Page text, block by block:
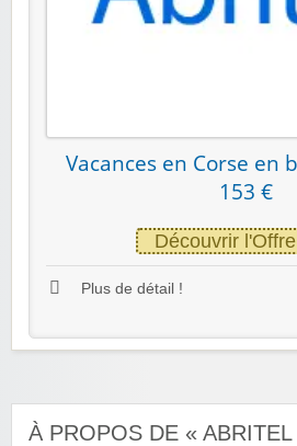
Vacances en Corse en
153 €
Découvrir l'Offre
Plus de détail !
À PROPOS DE « ABRITEL